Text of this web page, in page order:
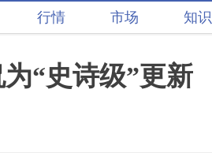
行情 市场 知识
“史诗级”更新